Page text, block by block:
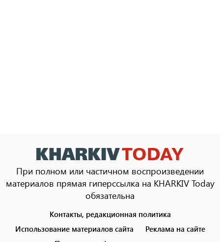
При полном или частичном воспроизведении
материалов прямая гиперссылка на KHARKIV Today
обязательна
menu
Контакты, редакционная политика
Использование материалов сайта
Реклама на сайте